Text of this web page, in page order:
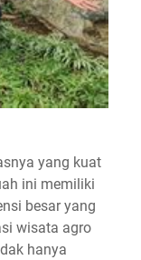
yang kuat
ini memiliki
besar yang
wisata agro
hanya